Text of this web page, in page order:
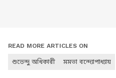
READ MORE ARTICLES ON
শুভেন্দু অধিকারী মমতা বন্দ্যোপাধ্যায়